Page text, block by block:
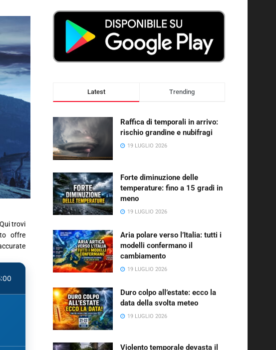
trovi
offre
Latest Trending
Raffica di temporali in arrivo:
rischio grandine e nubifragi
19 LUGLIO 2026
Forte diminuzione delle
temperature: fino a 15 gradi in
meno
19 LUGLIO 2026
Aria polare verso l’Italia: tutti i
modelli confermano il
cambiamento
19 LUGLIO 2026
Duro colpo all’estate: ecco la
data della svolta meteo
19 LUGLIO 2026
Violento temporale devasta il